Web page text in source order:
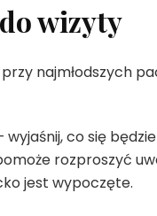
wizyty
najmłodszych
co się będzie
rozproszyć
jest wypoczęte.